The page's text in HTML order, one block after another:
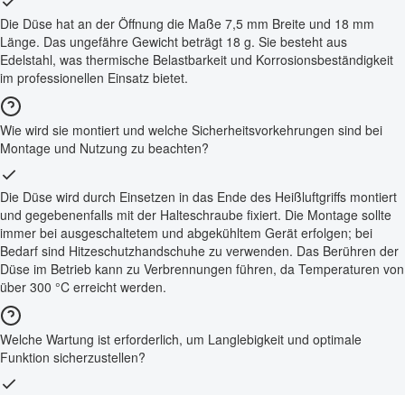
Die Düse hat an der Öffnung die Maße 7,5 mm Breite und 18 mm
Länge. Das ungefähre Gewicht beträgt 18 g. Sie besteht aus
Edelstahl, was thermische Belastbarkeit und Korrosionsbeständigkeit
im professionellen Einsatz bietet.
Wie wird sie montiert und welche Sicherheitsvorkehrungen sind bei
Montage und Nutzung zu beachten?
Die Düse wird durch Einsetzen in das Ende des Heißluftgriffs montiert
und gegebenenfalls mit der Halteschraube fixiert. Die Montage sollte
immer bei ausgeschaltetem und abgekühltem Gerät erfolgen; bei
Bedarf sind Hitzeschutzhandschuhe zu verwenden. Das Berühren der
Düse im Betrieb kann zu Verbrennungen führen, da Temperaturen von
über 300 °C erreicht werden.
Welche Wartung ist erforderlich, um Langlebigkeit und optimale
Funktion sicherzustellen?